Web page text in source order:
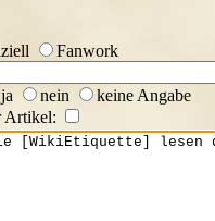
Fanwork
ja nein
keine Angabe
Artikel: